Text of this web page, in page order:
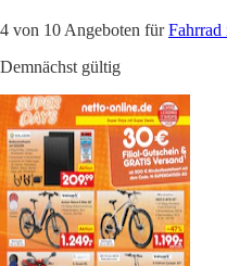
4 von 10 Angeboten für
Demnächst gültig